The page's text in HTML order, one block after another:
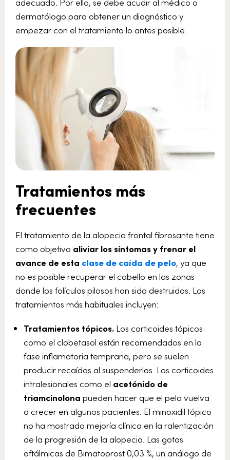
dermatólogo para obtener un diagnóstico y
empezar con el tratamiento lo antes posible.
Tratamientos más
frecuentes
El tratamiento de la alopecia frontal fibrosante tiene
como objetivo aliviar los síntomas y frenar el
avance de esta clase de caída de pelo, ya que
no es posible recuperar el cabello en las zonas
donde los folículos pilosos han sido destruidos. Los
tratamientos más habituales incluyen:
Tratamientos tópicos. Los corticoides tópicos
como el clobetasol están recomendados en la
fase inflamatoria temprana, pero se suelen
producir recaídas al suspenderlos. Los corticoides
intralesionales como el acetónido de
triamcinolona pueden hacer que el pelo vuelva
a crecer en algunos pacientes. El minoxidil tópico
no ha mostrado mejoría clínica en la ralentización
de la progresión de la alopecia. Las gotas
oftálmicas de Bimatoprost 0,03 %, un análogo de